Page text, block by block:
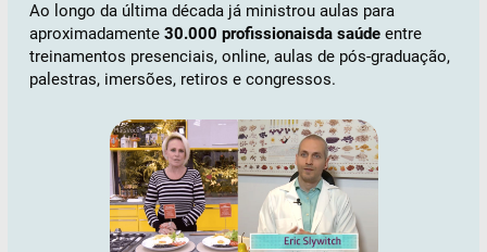
Ao longo da última década já ministrou aulas para
aproximadamente 30.000 profissionaisda saúde entre
treinamentos presenciais, online, aulas de pós-graduação,
palestras, imersões, retiros e congressos.